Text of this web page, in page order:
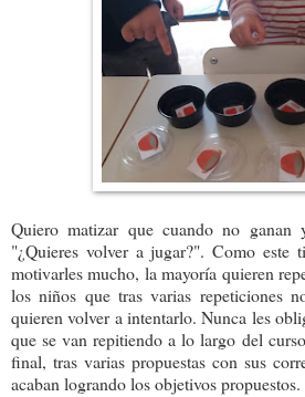
Quiero matizar que cuando no ganan
"¿Quieres volver a jugar?". Como este
motivarles mucho, la mayoría quieren
los niños que tras varias repeticiones
quieren volver a intentarlo. Nunca les
que se van repitiendo a lo largo del
final, tras varias propuestas con sus
acaban logrando los objetivos propuestos.